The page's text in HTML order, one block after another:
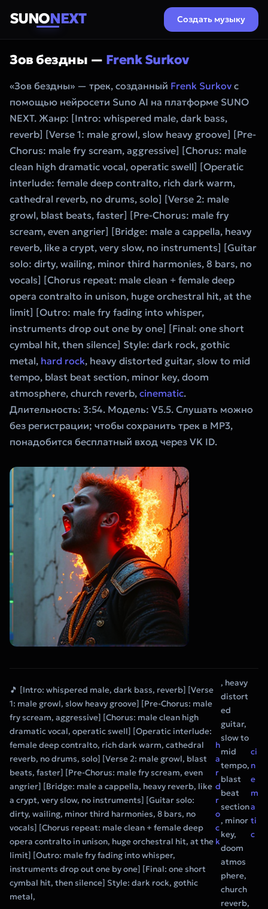
SUNONEXT Создать музыку
Зов бездны — Frenk Surkov
«Зов бездны» — трек, созданный Frenk Surkov с
помощью нейросети Suno AI на платформе SUNO
NEXT. Жанр: [Intro: whispered male, dark bass,
reverb] [Verse 1: male growl, slow heavy groove] [Pre-
Chorus: male fry scream, aggressive] [Chorus: male
clean high dramatic vocal, operatic swell] [Operatic
interlude: female deep contralto, rich dark warm,
cathedral reverb, no drums, solo] [Verse 2: male
growl, blast beats, faster] [Pre-Chorus: male fry
scream, even angrier] [Bridge: male a cappella, heavy
reverb, like a crypt, very slow, no instruments] [Guitar
solo: dirty, wailing, minor third harmonies, 8 bars, no
vocals] [Chorus repeat: male clean + female deep
opera contralto in unison, huge orchestral hit, at the
limit] [Outro: male fry fading into whisper,
instruments drop out one by one] [Final: one short
cymbal hit, then silence] Style: dark rock, gothic
metal, hard rock, heavy distorted guitar, slow to mid
tempo, blast beat section, minor key, doom
atmosphere, church reverb, cinematic.
Длительность: 3:54. Модель: V5.5. Слушать можно
без регистрации; чтобы сохранить трек в MP3,
понадобится бесплатный вход через VK ID.
🎵 [Intro: whispered male, dark bass, reverb] [Verse
1: male growl, slow heavy groove] [Pre-Chorus: male
fry scream, aggressive] [Chorus: male clean high
dramatic vocal, operatic swell] [Operatic interlude:
female deep contralto, rich dark warm, cathedral
reverb, no drums, solo] [Verse 2: male growl, blast
beats, faster] [Pre-Chorus: male fry scream, even
angrier] [Bridge: male a cappella, heavy reverb, like
a crypt, very slow, no instruments] [Guitar solo:
dirty, wailing, minor third harmonies, 8 bars, no
vocals] [Chorus repeat: male clean + female deep
opera contralto in unison, huge orchestral hit, at the
limit] [Outro: male fry fading into whisper,
instruments drop out one by one] [Final: one short
cymbal hit, then silence] Style: dark rock, gothic
metal,
h
a
r
d
r
o
c
k
, heavy
distort
ed
guitar,
slow to
mid
tempo,
blast
beat
section
, minor
key,
doom
atmos
phere,
church
reverb,
ci
n
e
m
a
ti
c